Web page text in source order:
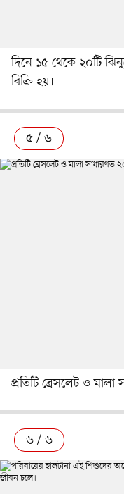
দিনে ১৫ থেকে ২০টি
বিক্রি হয়।
৫ / ৬
প্রতিটি ব্রেসলেট ও
৬ / ৬